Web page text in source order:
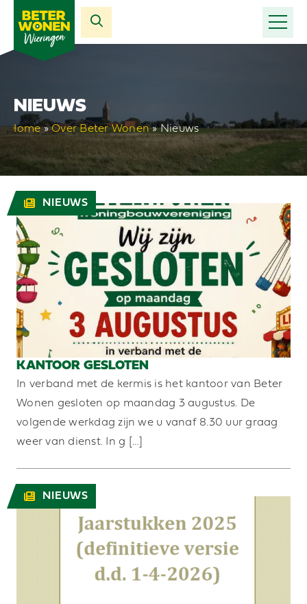
NIEUWS
Home»Over Beter Wonen»Nieuws
NIEUWS
KANTOOR GESLOTEN
In verband met de kermis is het kantoor van Beter
Wonen gesloten op maandag 3 augustus. De
volgende werkdag zijn we u vanaf 8.30 uur graag
weer van dienst. In g […]
NIEUWS